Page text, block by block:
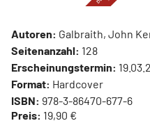
Autoren: Galbraith, John
Seitenanzahl: 128
Erscheinungstermin:
Format: Hardcover
ISBN: 978-3-86470-677-6
Preis: 19,90 €